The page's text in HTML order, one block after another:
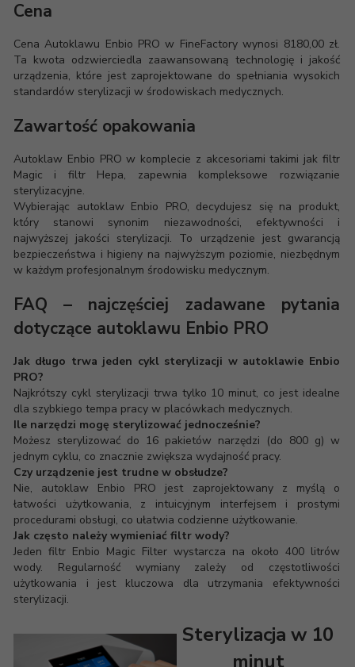
Cena
Cena Autoklawu Enbio PRO w FineFactory wynosi 8180,00 zł.
Ta kwota odzwierciedla zaawansowaną technologię i jakość
urządzenia, które jest zaprojektowane do spełniania wysokich
standardów sterylizacji w środowiskach medycznych.
Zawartość opakowania
Autoklaw Enbio PRO w komplecie z akcesoriami takimi jak filtr
Magic i filtr Hepa, zapewnia kompleksowe rozwiązanie
sterylizacyjne.
Wybierając autoklaw Enbio PRO, decydujesz się na produkt,
który stanowi synonim niezawodności, efektywności i
najwyższej jakości sterylizacji. To urządzenie jest gwarancją
bezpieczeństwa i higieny na najwyższym poziomie, niezbędnym
w każdym profesjonalnym środowisku medycznym.
FAQ – najczęściej zadawane pytania
dotyczące autoklawu Enbio PRO
Jak długo trwa jeden cykl sterylizacji w autoklawie Enbio
PRO?
Najkrótszy cykl sterylizacji trwa tylko 10 minut, co jest idealne
dla szybkiego tempa pracy w placówkach medycznych.
Ile narzędzi mogę sterylizować jednocześnie?
Możesz sterylizować do 16 pakietów narzędzi (do 800 g) w
jednym cyklu, co znacznie zwiększa wydajność pracy.
Czy urządzenie jest trudne w obsłudze?
Nie, autoklaw Enbio PRO jest zaprojektowany z myślą o
łatwości użytkowania, z intuicyjnym interfejsem i prostymi
procedurami obsługi, co ułatwia codzienne użytkowanie.
Jak często należy wymieniać filtr wody?
Jeden filtr Enbio Magic Filter wystarcza na około 400 litrów
wody. Regularność wymiany zależy od częstotliwości
użytkowania i jest kluczowa dla utrzymania efektywności
sterylizacji.
Sterylizacja w 10
minut